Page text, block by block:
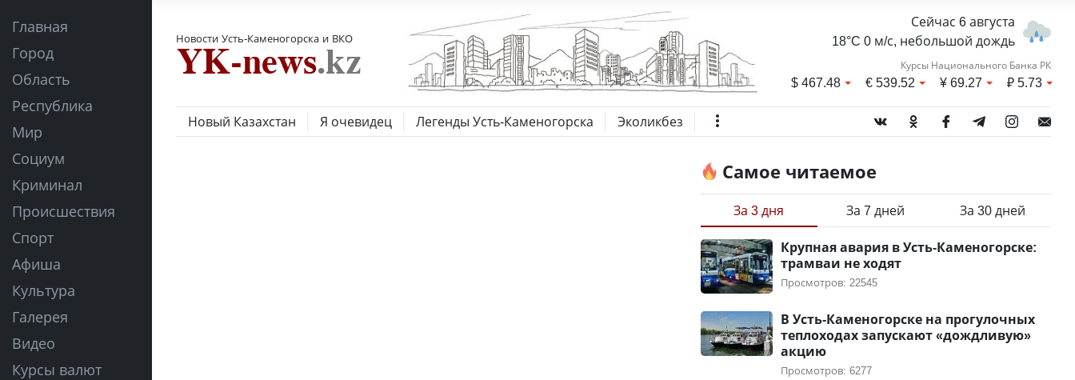
Главная
Город
Область
Республика
Мир
Социум
Криминал
Происшествия
Спорт
Афиша
Культура
Галерея
Видео
Курсы валют
Новости Усть-Каменогорска и ВКО
Сейчас 6 августа
18°C 0 м/с, небольшой дождь
Курсы Национального Банка РК
$467.48 €539.52 ¥69.27 ₽5.73
Новый Казахстан Я очевидец Легенды Усть-Каменогорска Эколикбез
Самое читаемое
За 3 дня За 7 дней За 30 дней
Крупная авария в Усть-Каменогорске:
трамваи не ходят
Просмотров: 22545
В Усть-Каменогорске на прогулочных
теплоходах запускают «дождливую»
акцию
Просмотров: 6277